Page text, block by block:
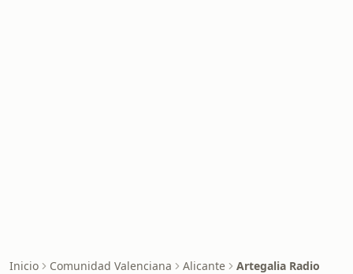
Inicio Comunidad Valenciana Alicante Artegalia Radio